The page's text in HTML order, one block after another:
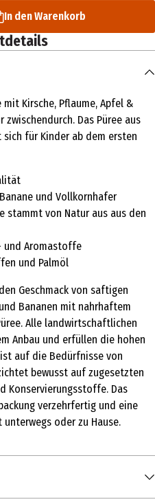
In den Warenkorb
mit Kirsche, Pflaume, Apfel &
Das Püree aus
für Kinder ab dem ersten
und Vollkornhafer
stammt von Natur aus aus den
und Aromastoffe
und Palmöl
Geschmack von saftigen
Bananen mit nahrhaftem
Alle landwirtschaftlichen
Anbau und erfüllen die hohen
auf die Bedürfnisse von
bewusst auf zugesetzten
Konservierungsstoffe. Das
verzehrfertig und eine
oder zu Hause.